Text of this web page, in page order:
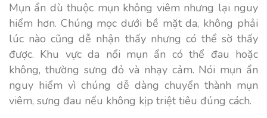
Mụn ẩn dù thuộc mụn không viêm nhưng lại nguy
hiểm hơn. Chúng mọc dưới bề mặt da, không phải
lúc nào cũng dễ nhận thấy nhưng có thể sờ thấy
được. Khu vực da nổi mụn ẩn có thể đau hoặc
không, thường sưng đỏ và nhạy cảm. Nói mụn ẩn
nguy hiểm vì chúng dễ dàng chuyển thành mụn
viêm, sưng đau nếu không kịp triệt tiêu đúng cách.